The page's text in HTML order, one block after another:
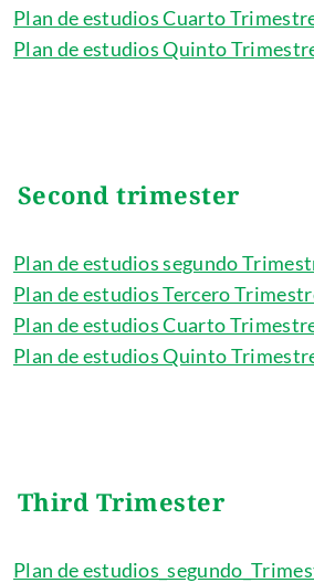
Plan de estudios Cuarto
Plan de estudios Quinto
Second trimester
Plan de estudios segundo
Plan de estudios Tercero
Plan de estudios Cuarto
Plan de estudios Quinto
Third Trimester
Plan de